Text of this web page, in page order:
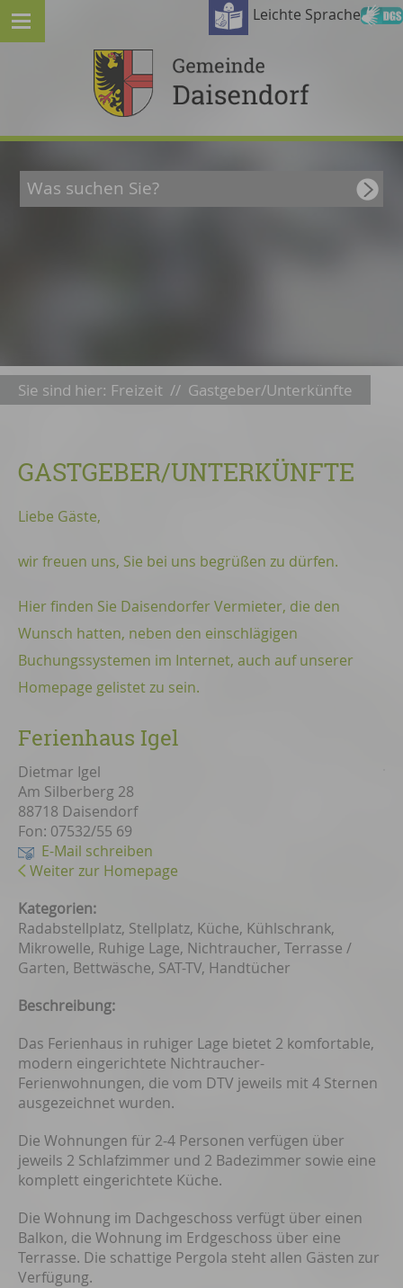
Leichte Sprache
Sie sind hier: Freizeit // Gastgeber/Unterkünfte
GASTGEBER/UNTERKÜNFTE
Liebe Gäste,
wir freuen uns, Sie bei uns begrüßen zu dürfen.
Hier finden Sie Daisendorfer Vermieter, die den
Wunsch hatten, neben den einschlägigen
Buchungssystemen im Internet, auch auf unserer
Homepage gelistet zu sein.
Ferienhaus Igel
Dietmar Igel
Am Silberberg 28
88718 Daisendorf
Fon: 07532/55 69
E-Mail schreiben
Weiter zur Homepage
Kategorien:
Radabstellplatz, Stellplatz, Küche, Kühlschrank,
Mikrowelle, Ruhige Lage, Nichtraucher, Terrasse /
Garten, Bettwäsche, SAT-TV, Handtücher
Beschreibung:
Das Ferienhaus in ruhiger Lage bietet 2 komfortable,
modern eingerichtete Nichtraucher-
Ferienwohnungen, die vom DTV jeweils mit 4 Sternen
ausgezeichnet wurden.
Die Wohnungen für 2-4 Personen verfügen über
jeweils 2 Schlafzimmer und 2 Badezimmer sowie eine
komplett eingerichtete Küche.
Die Wohnung im Dachgeschoss verfügt über einen
Balkon, die Wohnung im Erdgeschoss über eine
Terrasse. Die schattige Pergola steht allen Gästen zur
Verfügung.